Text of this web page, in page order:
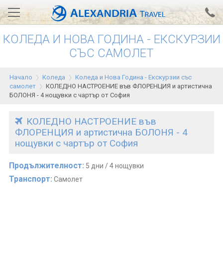
Вход за агенти Проверка на резервация
Тунис
Гърция
Египет
Екскурзии
КОЛЕДА И НОВА ГОДИНА - EКСКУРЗИИ
СЪС САМОЛЕТ
Начало Коледа
Коледа и Нова Година - Eкскурзии със
самолет
КОЛЕДНО НАСТРОЕНИЕ във ФЛОРЕНЦИЯ и артистична
БОЛОНЯ - 4 нощувки с чартър от София
КОЛЕДНО НАСТРОЕНИЕ във
ФЛОРЕНЦИЯ и артистична БОЛОНЯ - 4
нощувки с чартър от София
Продължителност: 5 дни / 4 нощувки
Транспорт: Самолет